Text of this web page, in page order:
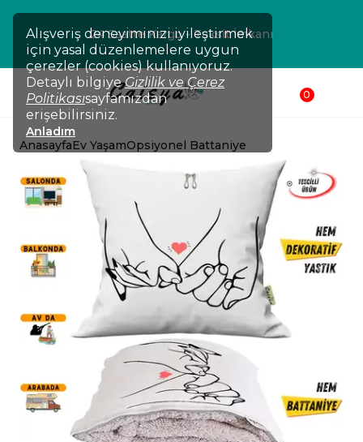
Alışveriş deneyiminizi iyileştirmek
için yasal düzenlemelere uygun
çerezler (cookies) kullanıyoruz.
Detaylı bilgiye Gizlilik ve Çerez
Politikasısayfamızdan
erişebilirsiniz.
Anladım
24 Saatte Kargo - Taksit İmkanı
0
AnasayfaEv YaşamOpsiyonel Battaniye